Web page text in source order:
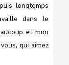
longtemps
dans le
et mon
qui aimez